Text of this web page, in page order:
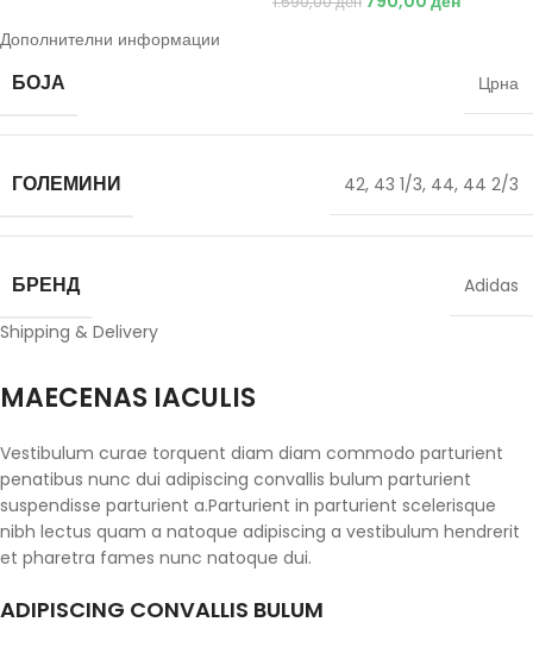
Дополнителни информации
БОЈА Црна
ГОЛЕМИНИ 42, 43 1/3, 44, 44 2/3
БРЕНД
Adidas
Shipping & Delivery
MAECENAS IACULIS
Vestibulum curae torquent diam diam commodo parturient
penatibus nunc dui adipiscing convallis bulum parturient
suspendisse parturient a.Parturient in parturient scelerisque
nibh lectus quam a natoque adipiscing a vestibulum hendrerit
et pharetra fames nunc natoque dui.
ADIPISCING CONVALLIS BULUM